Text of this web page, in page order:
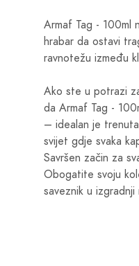
Armaf Tag - 100ml
hrabar da ostavi
ravnotežu između
Ako ste u potrazi
da Armaf Tag -
– idealan je
svijet gdje svaka
Savršen začin za
Obogatite svoju
saveznik u